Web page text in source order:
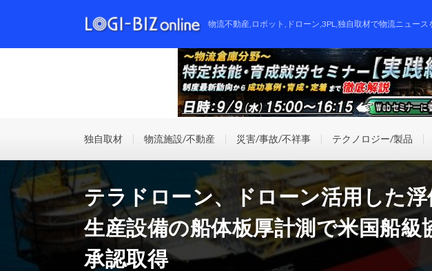
物流不動産,ロボット,ドローン,3PL,独自取材で物流ニュース
独自取材 物流施設/不動産 災害/事故/不祥事 テクノロジー/製品
テラドローン、ドローン活用した
生産設備の船体板厚計測で米国船級
承認取得